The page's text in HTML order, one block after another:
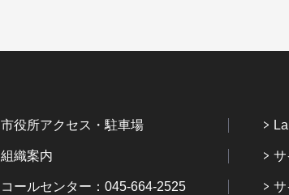
市役所アクセス・駐車場
組織案内
コールセンター：045-664-2525
サ
サ